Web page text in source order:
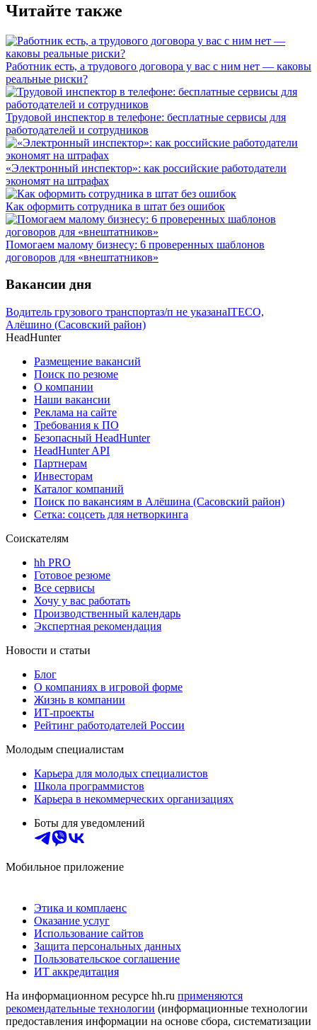
Читайте также
Работник есть, а трудового договора у вас с ним нет — каковы
реальные риски?
Трудовой инспектор в телефоне: бесплатные сервисы для
работодателей и сотрудников
«Электронный инспектор»: как российские работодатели
экономят на штрафах
Как оформить сотрудника в штат без ошибок
Помогаем малому бизнесу: 6 проверенных шаблонов
договоров для «внештатников»
Вакансии дня
Водитель грузового транспортаз/п не указанаITECO,
Алёшино (Сасовский район)
HeadHunter
Размещение вакансий
Поиск по резюме
О компании
Наши вакансии
Реклама на сайте
Требования к ПО
Безопасный HeadHunter
HeadHunter API
Партнерам
Инвесторам
Каталог компаний
Поиск по вакансиям в Алёшина (Сасовский район)
Сетка: соцсеть для нетворкинга
Соискателям
hh PRO
Готовое резюме
Все сервисы
Хочу у вас работать
Производственный календарь
Экспертная рекомендация
Новости и статьи
Блог
О компаниях в игровой форме
Жизнь в компании
ИТ-проекты
Рейтинг работодателей России
Молодым специалистам
Карьера для молодых специалистов
Школа программистов
Карьера в некоммерческих организациях
Боты для уведомлений
Мобильное приложение
Этика и комплаенс
Оказание услуг
Использование сайтов
Защита персональных данных
Пользовательское соглашение
ИТ аккредитация
На информационном ресурсе hh.ru применяются
рекомендательные технологии (информационные технологии
предоставления информации на основе сбора, систематизации